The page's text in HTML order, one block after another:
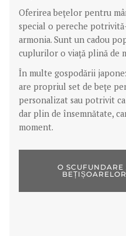
Oferirea bețelor pentru
special o pereche
armonia. Sunt un cadou
cuplurilor o viață plină de
În multe gospodării
are propriul set de bețe
personalizat sau potrivit
dar plin de însemnătate,
moment.
O